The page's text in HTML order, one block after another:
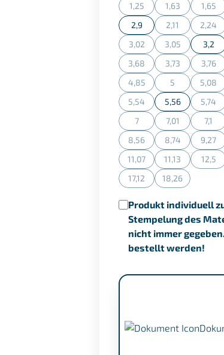
1,25
(Diese Option ist zurzeit
1,63
(Diese Option
1,65
2,9
2,11
(Diese Option
2,24
3,02
(Diese Option ist zurzeit
3,05
(Diese Option
3,2
3,68
(Diese Option ist zurzeit
3,73
(Diese Option
3,76
4,85
(Diese Option ist zurzeit
5
(Diese Option
5,08
5,54
(Diese Option ist zurzeit
5,56 5,74
7
(Diese Option ist zurzeit
7,01
(Diese Option
7,1
8,56
(Diese Option ist zurzeit
8,74
(Diese Option
9,27
11,07
(Diese Option ist zurzeit
11,13
(Diese Option
12,5
17,12
(Diese Option ist zurzeit
18,26
(Diese Option
Produkt individuell
Stempelung des
nicht immer
bestellt werden!